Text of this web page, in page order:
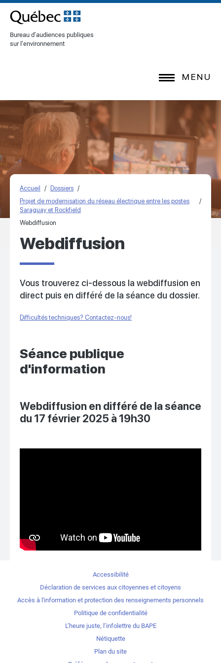
[Common.SkipToContent]
Bureau d’audiences publiques
sur l’environnement
MENU
Accueil
Dossiers
Projet de modernisation du réseau électrique entre les postes
Saraguay et Rockfield
Webdiffusion
Webdiffusion
Vous trouverez ci-dessous la webdiffusion en
direct puis en différé de la séance du dossier.
Difficultés techniques? Contactez-nous!
Séance publique
d'information
Webdiffusion en différé de la séance
du 17 février 2025 à 19h30
Accessibilité
Déclaration de services aux citoyennes et citoyens
Accès à l'information et protection des renseignements personnels
Politique de confidentialité
L’heure juste, l’infolettre du BAPE
Nétiquette
Plan du site